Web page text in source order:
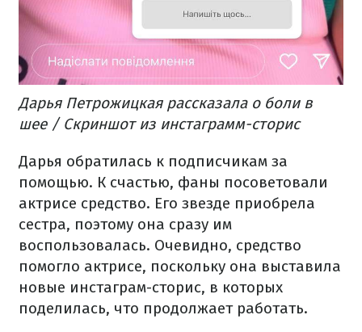
Дарья Петрожицкая рассказала о боли в
шее / Скриншот из инстаграмм-сторис
Дарья обратилась к подписчикам за
помощью. К счастью, фаны посоветовали
актрисе средство. Его звезде приобрела
сестра, поэтому она сразу им
воспользовалась. Очевидно, средство
помогло актрисе, поскольку она выставила
новые инстаграм-сторис, в которых
поделилась, что продолжает работать.